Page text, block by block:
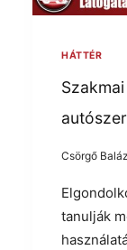
HÁTTÉR
Csörgő
tanulják